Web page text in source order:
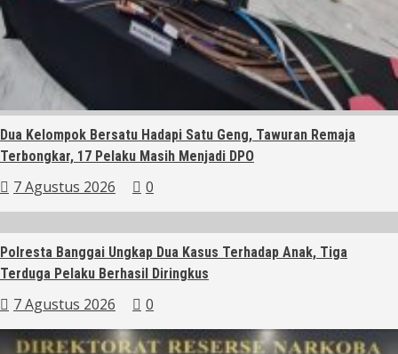
Dua Kelompok Bersatu Hadapi Satu Geng, Tawuran Remaja
Terbongkar, 17 Pelaku Masih Menjadi DPO
7 Agustus 2026 0
Polresta Banggai Ungkap Dua Kasus Terhadap Anak, Tiga
Terduga Pelaku Berhasil Diringkus
7 Agustus 2026 0